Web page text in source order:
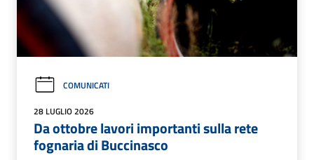
COMUNICATI
28 LUGLIO 2026
Da ottobre lavori importanti sulla rete
fognaria di Buccinasco